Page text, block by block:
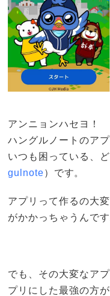
アンニョンハセヨ！
ハングルノートのア
いつも困っている、
gulnote）です。
アプリって作るの大
がかかっちゃうんです
でも、その大変なア
プリにした最強の方